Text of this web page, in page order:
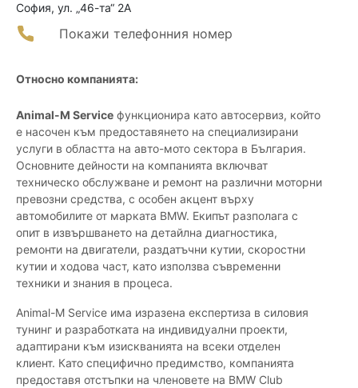
София, ул. „46-та“ 2А
Покажи телефонния номер
Относно компанията:
Animal-M Service функционира като автосервиз, който
е насочен към предоставянето на специализирани
услуги в областта на авто-мото сектора в България.
Основните дейности на компанията включват
техническо обслужване и ремонт на различни моторни
превозни средства, с особен акцент върху
автомобилите от марката BMW. Екипът разполага с
опит в извършването на детайлна диагностика,
ремонти на двигатели, раздатъчни кутии, скоростни
кутии и ходова част, като използва съвременни
техники и знания в процеса.
Animal-M Service има изразена експертиза в силовия
тунинг и разработката на индивидуални проекти,
адаптирани към изискванията на всеки отделен
клиент. Като специфично предимство, компанията
предоставя отстъпки на членовете на BMW Club